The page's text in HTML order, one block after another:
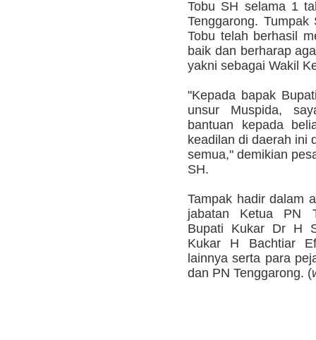
Tobu SH selama 1
Tenggarong.
Tobu telah berhasil
baik dan berharap
yakni sebagai Wakil
"Kepada bapak
unsur Muspida,
bantuan kepada
keadilan di daerah ini
semua," demikian
SH.
Tampak hadir dalam
jabatan Ketua PN
Bupati Kukar Dr H
Kukar H Bachtiar
lainnya serta para
dan PN Tenggarong. (